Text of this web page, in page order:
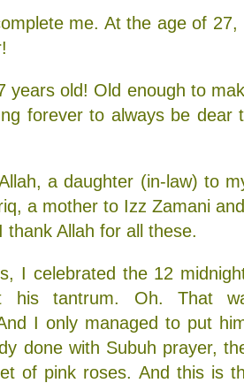
me. At the age of
years old! Old enough to
forever to always be dear
a daughter (in-law) to
a mother to Izz Zamani
thank Allah for all these.
I celebrated the 12
his tantrum. Oh. That
I only managed to put
done with Subuh prayer,
of pink roses. And this is